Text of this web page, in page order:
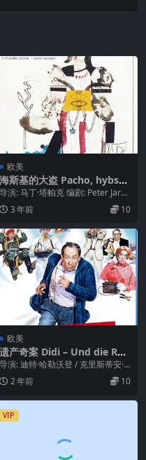
欧美
海斯基的大盗 Pacho, hybsky
zbojnik (1976)
导演: 马丁·塔帕克 编剧: Peter Jaro
s / Milan Lasic...
3 年前 10
欧美
遗产奇案 Didi – Und die Rac
he der Enterbten (1985)
导演: 迪特·哈勒沃登 / 克里斯蒂安·
拉特乌克 编剧: 克里斯蒂安·拉特乌
克 ...2 年前 10
VIP